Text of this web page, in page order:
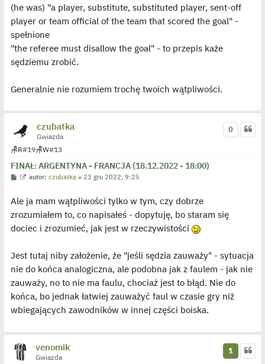
p
s
t
(he was) "a player, substitute, substituted player, sent-off
player or team official of the team that scored the goal" -
spełnione
"the referee must disallow the goal" - to przepis każe
sędziemu zrobić.
Generalnie nie rozumiem trochę twoich wątpliwości.
czubatka
Gwiazda
🪑R#19🪑W#13
FINAŁ: ARGENTYNA - FRANCJA (18.12.2022 - 18:00)
0
P
t
W
w
i
e
l
j
e
d
n
z
y
p
s
autor:czubatka »23 gru 2022, 9:25
Ale ja mam wątpliwości tylko w tym, czy dobrze
zrozumiałem to, co napisałeś - dopytuję, bo staram się
dociec i zrozumieć, jak jest w rzeczywistości
Jest tutaj niby założenie, że "jeśli sędzia zauważy" - sytuacja
nie do końca analogiczna, ale podobna jak z faulem - jak nie
zauważy, no to nie ma faulu, chociaż jest to błąd. Nie do
końca, bo jednak łatwiej zauważyć faul w czasie gry niż
wbiegających zawodników w innej części boiska.
venomik
Gwiazda
1